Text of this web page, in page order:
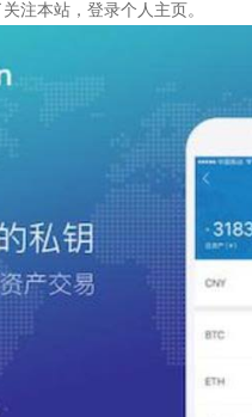
注本站，登录个人主页。